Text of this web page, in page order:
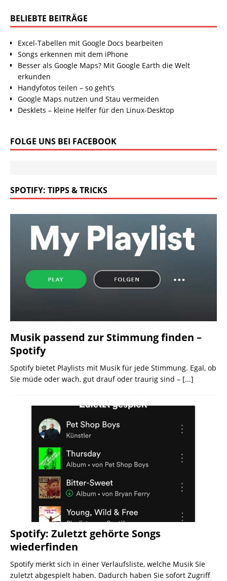
BELIEBTE BEITRÄGE
Excel-Tabellen mit Google Docs bearbeiten
Songs erkennen mit dem iPhone
Besser als Google Maps? Mit Google Earth die Welt
erkunden
Handyfotos teilen – so geht’s
Google Maps nutzen und Stau vermeiden
Desklets – kleine Helfer für den Linux-Desktop
FOLGE UNS BEI FACEBOOK
SPOTIFY: TIPPS & TRICKS
Musik passend zur Stimmung finden –
Spotify
Spotify bietet Playlists mit Musik für jede Stimmung. Egal, ob
Sie müde oder wach, gut drauf oder traurig sind – [...]
Spotify: Zuletzt gehörte Songs
wiederfinden
Spotify merkt sich in einer Verlaufsliste, welche Musik Sie
zuletzt abgespielt haben. Dadurch haben Sie sofort Zugriff